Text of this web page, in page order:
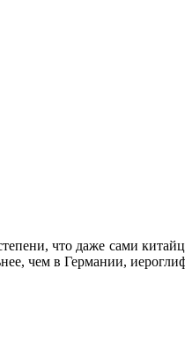
что даже сами
чем в Германии,